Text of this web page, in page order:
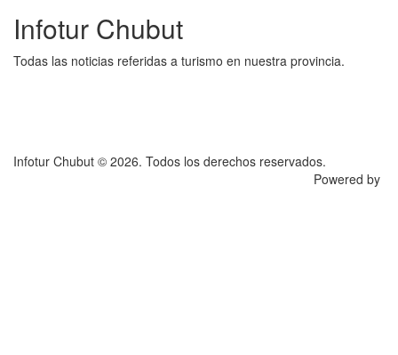
Infotur Chubut
Todas las noticias referidas a turismo en nuestra provincia.
Infotur Chubut © 2026. Todos los derechos reservados.
Powered by